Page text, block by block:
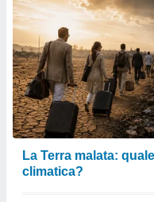
La Terra malata:
climatica?